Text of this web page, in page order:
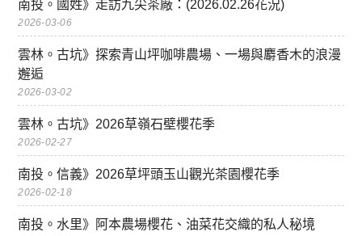
南投。國姓》走訪九尖茶廠：(2026.02.26花況)
2026-03-06
雲林。古坑》探索青山坪咖啡農場、一場與麝香木的浪漫
邂逅
2026-03-02
雲林。古坑》2026草嶺石壁櫻花季
2026-02-27
南投。信義》2026草坪頭玉山觀光茶園櫻花季
2026-02-18
南投。水里》阿本農場櫻花、油菜花交織的私人秘境